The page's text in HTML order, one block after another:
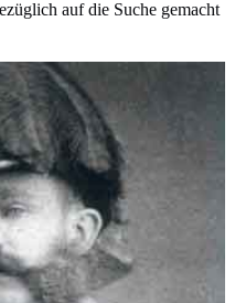
auf die Suche gemacht